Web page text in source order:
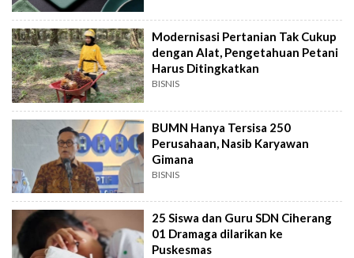
Modernisasi Pertanian Tak Cukup
dengan Alat, Pengetahuan Petani
Harus Ditingkatkan
BISNIS
BUMN Hanya Tersisa 250
Perusahaan, Nasib Karyawan
Gimana
BISNIS
25 Siswa dan Guru SDN Ciherang
01 Dramaga dilarikan ke
Puskesmas